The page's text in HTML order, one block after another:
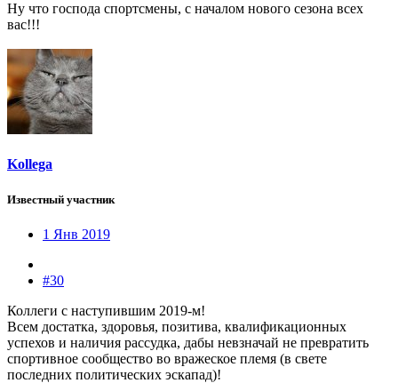
Ну что господа спортсмены, с началом нового сезона всех
вас!!!
Kollega
Известный участник
1 Янв 2019
#30
Коллеги с наступившим 2019-м!
Всем достатка, здоровья, позитива, квалификационных
успехов и наличия рассудка, дабы невзначай не превратить
спортивное сообщество во вражеское племя (в свете
последних политических эскапад)!